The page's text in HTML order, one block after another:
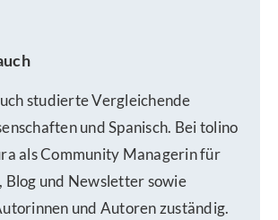
studierte Vergleichende
und Spanisch. Bei tolino
als Community Managerin für
Blog und Newsletter sowie
und Autoren zuständig.